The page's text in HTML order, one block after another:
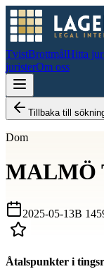
TvistBrottmålHitta
juristerOm oss
Tillbaka till
Dom
MALMÖ
2025-05-13B
Åtalspunkter i